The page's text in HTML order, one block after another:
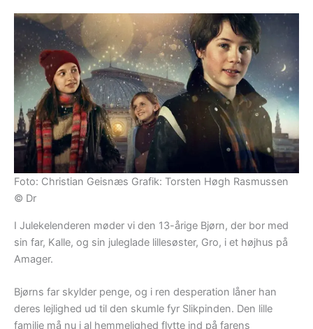
Foto: Christian Geisnæs Grafik: Torsten Høgh Rasmussen
© Dr
I Julekelenderen møder vi den 13-årige Bjørn, der bor med
sin far, Kalle, og sin juleglade lillesøster, Gro, i et højhus på
Amager.
Bjørns far skylder penge, og i ren desperation låner han
deres lejlighed ud til den skumle fyr Slikpinden. Den lille
familie må nu i al hemmelighed flytte ind på farens